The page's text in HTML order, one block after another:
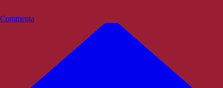
Commenta